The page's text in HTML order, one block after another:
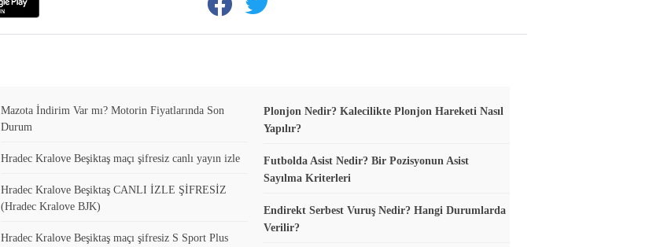
Mazota İndirim Var mı? Motorin Fiyatlarında Son
Durum
Hradec Kralove Beşiktaş maçı şifresiz canlı yayın izle
Hradec Kralove Beşiktaş CANLI İZLE ŞİFRESİZ
(Hradec Kralove BJK)
Hradec Kralove Beşiktaş maçı şifresiz S Sport Plus
Plonjon Nedir? Kalecilikte Plonjon Hareketi Nasıl
Yapılır?
Futbolda Asist Nedir? Bir Pozisyonun Asist
Sayılma Kriterleri
Endirekt Serbest Vuruş Nedir? Hangi Durumlarda
Verilir?